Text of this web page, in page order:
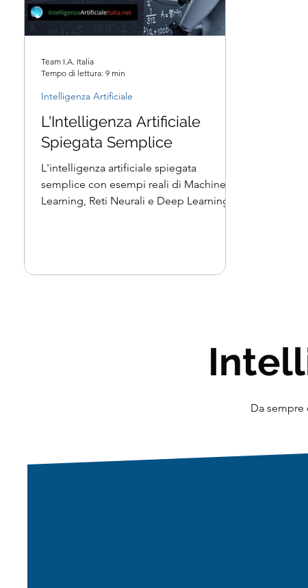
L'Intelligenza Artificiale
Spiegata Semplice
L'intelligenza artificiale spiegata
semplice con esempi reali di Machine
Learning, Reti Neurali e Deep Learning in
Intelligenza Artificiale
Team I.A. Italia
Tempo di lettura: 9 min
Da